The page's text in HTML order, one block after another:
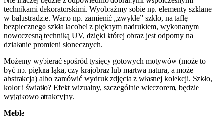
technikami dekoratorskimi. Wyobraźmy sobie np. elementy szklane
w balustradzie. Warto np. zamienić „zwykłe” szkło, na taflę
bezpiecznego szkła lacobel z pięknym nadrukiem, wykonanym
nowoczesną techniką UV, dzięki której obraz jest odporny na
działanie promieni słonecznych.
Możemy wybierać spośród tysięcy gotowych motywów (może to
być np. piękna łąka, czy krajobraz lub martwa natura, a może
abstrakcja) albo zamówić wydruk zdjęcia z własnej kolekcji. Szkło,
kolor i światło? Efekt wizualny, szczególnie wieczorem, będzie
wyjątkowo atrakcyjny.
Meble